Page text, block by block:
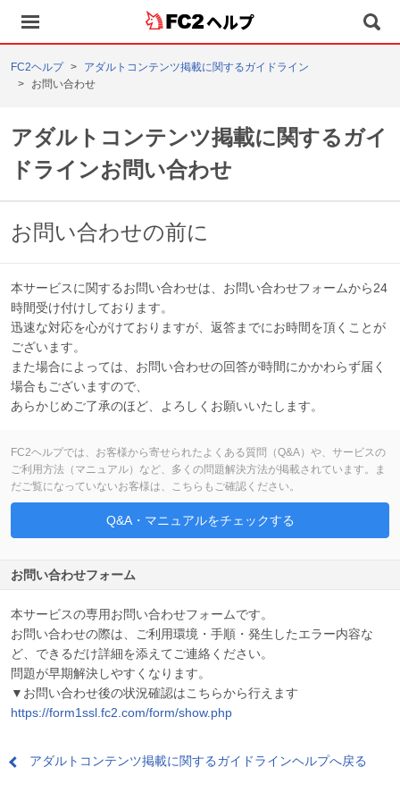
ヘルプ
FC2ヘルプ
アダルトコンテンツ掲載に関するガイドライン
お問い合わせ
アダルトコンテンツ掲載に関するガイ
ドラインお問い合わせ
お問い合わせの前に
本サービスに関するお問い合わせは、お問い合わせフォームから24
時間受け付けしております。
迅速な対応を心がけておりますが、返答までにお時間を頂くことが
ございます。
また場合によっては、お問い合わせの回答が時間にかかわらず届く
場合もございますので、
あらかじめご了承のほど、よろしくお願いいたします。
FC2ヘルプでは、お客様から寄せられたよくある質問（Q&A）や、サービスの
ご利用方法（マニュアル）など、多くの問題解決方法が掲載されています。ま
だご覧になっていないお客様は、こちらもご確認ください。
Q&A・マニュアルをチェックする
お問い合わせフォーム
本サービスの専用お問い合わせフォームです。
お問い合わせの際は、ご利用環境・手順・発生したエラー内容な
ど、できるだけ詳細を添えてご連絡ください。
問題が早期解決しやすくなります。
▼お問い合わせ後の状況確認はこちらから行えます
https://form1ssl.fc2.com/form/show.php
アダルトコンテンツ掲載に関するガイドラインヘルプへ戻る